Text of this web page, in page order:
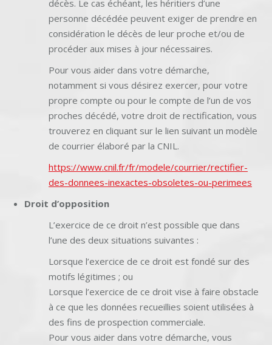
décès. Le cas échéant, les héritiers d’une
personne décédée peuvent exiger de prendre en
considération le décès de leur proche et/ou de
procéder aux mises à jour nécessaires.
Pour vous aider dans votre démarche,
notamment si vous désirez exercer, pour votre
propre compte ou pour le compte de l’un de vos
proches décédé, votre droit de rectification, vous
trouverez en cliquant sur le lien suivant un modèle
de courrier élaboré par la CNIL.
https://www.cnil.fr/fr/modele/courrier/rectifier-
des-donnees-inexactes-obsoletes-ou-perimees
Droit d’opposition
L’exercice de ce droit n’est possible que dans
l’une des deux situations suivantes :
Lorsque l’exercice de ce droit est fondé sur des
motifs légitimes ; ou
Lorsque l’exercice de ce droit vise à faire obstacle
à ce que les données recueillies soient utilisées à
des fins de prospection commerciale.
Pour vous aider dans votre démarche, vous